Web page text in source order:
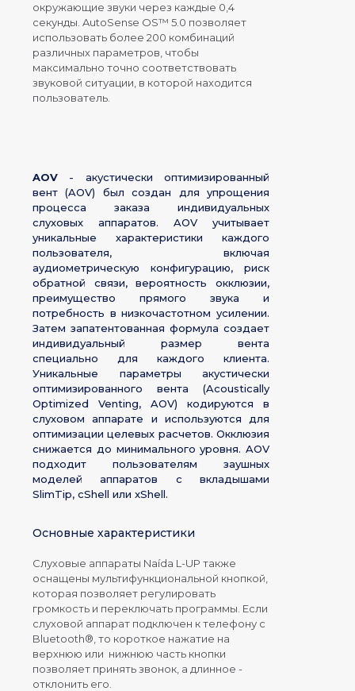
окружающие звуки через каждые 0,4
секунды. AutoSense OS™ 5.0 позволяет
использовать более 200 комбинаций
различных параметров, чтобы
максимально точно соответствовать
звуковой ситуации, в которой находится
пользователь.
AOV - акустически оптимизированный
вент (AOV) был создан для упрощения
процесса заказа индивидуальных
слуховых аппаратов. AOV учитывает
уникальные характеристики каждого
пользователя, включая
аудиометрическую конфигурацию, риск
обратной связи, вероятность окклюзии,
преимущество прямого звука и
потребность в низкочастотном усилении.
Затем запатентованная формула создает
индивидуальный размер вента
специально для каждого клиента.
Уникальные параметры акустически
оптимизированного вента (Acoustically
Optimized Venting, AOV) кодируются в
слуховом аппарате и используются для
оптимизации целевых расчетов. Окклюзия
снижается до минимального уровня. AOV
подходит пользователям заушных
моделей аппаратов с вкладышами
SlimTip, cShell или xShell.
Основные характеристики
Слуховые аппараты Naída L-UP также
оснащены мультифункциональной кнопкой,
которая позволяет регулировать
громкость и переключать программы. Если
слуховой аппарат подключен к телефону с
Bluetooth®, то короткое нажатие на
верхнюю или нижнюю часть кнопки
позволяет принять звонок, а длинное -
отклонить его.